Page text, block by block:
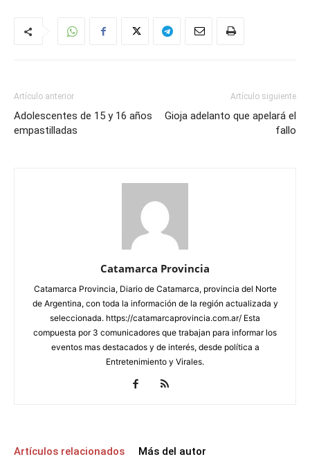
Artículo anterior
Adolescentes de 15 y 16 años
empastilladas
Artículo siguiente
Gioja adelanto que apelará el
fallo
Catamarca Provincia
Catamarca Provincia, Diario de Catamarca, provincia del Norte
de Argentina, con toda la información de la región actualizada y
seleccionada. https://catamarcaprovincia.com.ar/ Esta
compuesta por 3 comunicadores que trabajan para informar los
eventos mas destacados y de interés, desde política a
Entretenimiento y Virales.
Artículos relacionados Más del autor